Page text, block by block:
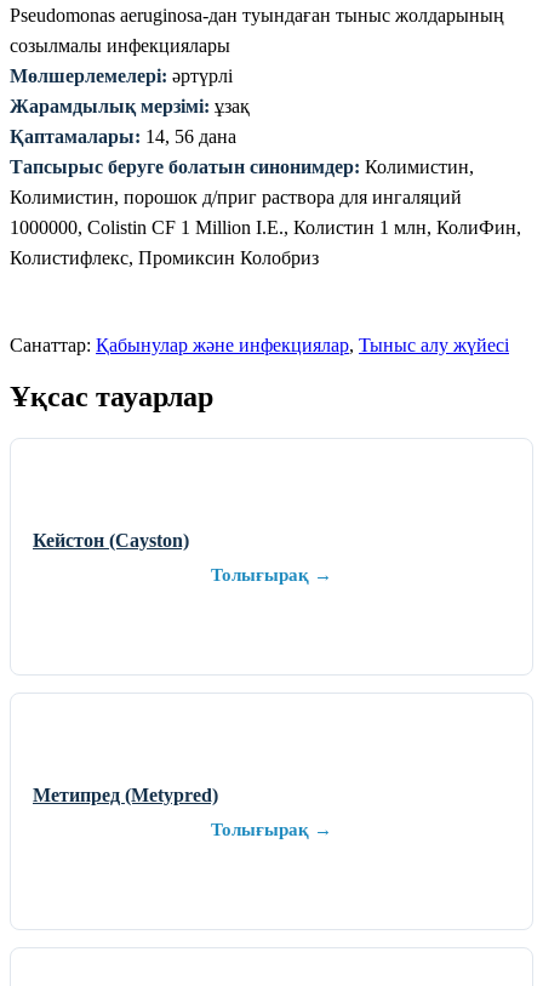
Pseudomonas aeruginosa-дан туындаған тыныс жолдарының
созылмалы инфекциялары
Мөлшерлемелері: әртүрлі
Жарамдылық мерзімі: ұзақ
Қаптамалары: 14, 56 дана
Тапсырыс беруге болатын синонимдер: Колимистин,
Колимистин, порошок д/приг раствора для ингаляций
1000000, Colistin CF 1 Million I.E., Колистин 1 млн, КолиФин,
Колистифлекс, Промиксин Колобриз
Санаттар: Қабынулар және инфекциялар, Тыныс алу жүйесі
Ұқсас тауарлар
Кейстон (Cayston)
Толығырақ →
Метипред (Metypred)
Толығырақ →